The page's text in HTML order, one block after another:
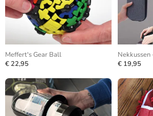
Meffert's Gear Ball
€ 22,95
€ 19,95